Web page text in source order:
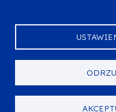
Serwis dofinansowany przez
© Urząd Marszałkowski